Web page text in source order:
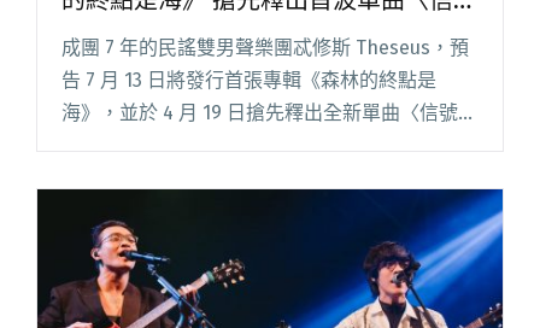
無法傳送〉
成團 7 年的民謠雙男聲樂團忒修斯 Theseus，預
告 7 月 13 日將發行首張專輯《森林的終點是
海》，並於 4 月 19 日搶先釋出全新單曲〈信號無
法傳送〉。這首以木吉他主導、由 Vast & Hazy
行成團7年首張專輯《森林的終點是海》 搶先釋
出首波單曲〈信號無法傳送〉"